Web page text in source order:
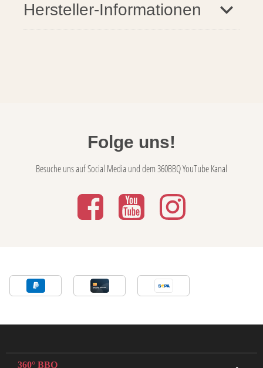
Hersteller-Informationen
Folge uns!
Besuche uns auf Social Media und dem 360BBQ YouTube Kanal
360° BBQ